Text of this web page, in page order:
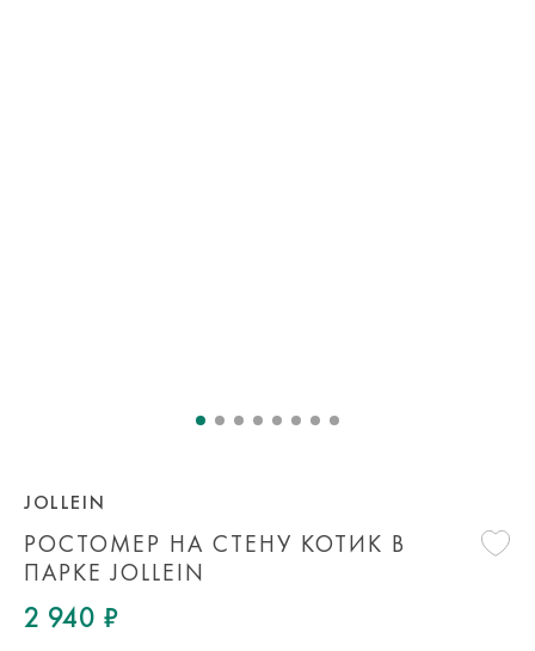
РОСТОМЕР НА СТЕНУ КОТИК В
ПАРКЕ JOLLEIN
JOLLEIN
2 940 ₽